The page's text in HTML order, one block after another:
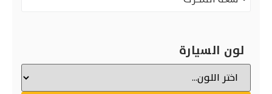
لون السيارة